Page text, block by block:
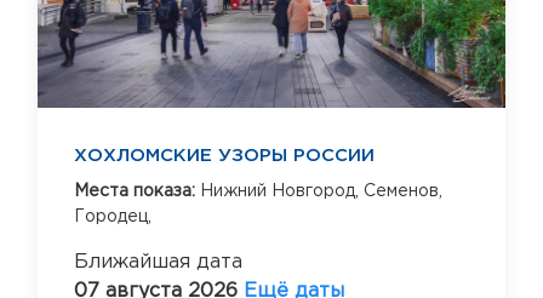
ХОХЛОМСКИЕ УЗОРЫ РОССИИ
Места показа: Нижний Новгород, Семенов,
Городец,
Ближайшая дата
07 августа 2026 Ещё даты